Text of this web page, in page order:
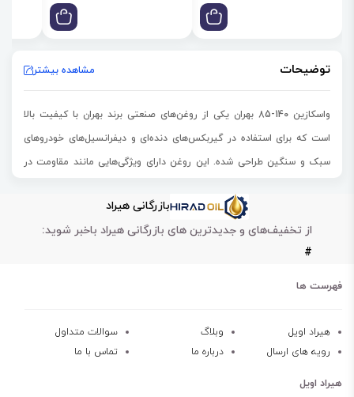
توضیحات مشاهده بیشتر
واسکازین 140-85 بهران یکی از روغن‌های صنعتی برند بهران با کیفیت بالا
است که برای استفاده در گیربکس‌های دنده‌ای و دیفرانسیل‌های خودروهای
سبک و سنگین طراحی شده. این روغن دارای ویژگی‌هایی مانند مقاومت در
اکسیداسیون است. بهران سمند ویژه 85W140 (
واسکازین 85w140)
بودن ویژگی‌های ضدسایشی و ضدخوردگی، به عمر طولانی تر و کارایی بهتر
بخش‌های گیربکس و دیفرانسیل خودرو کمک می‌کند. همچنین، با داشتن
ویژگی‌های پایداری حرارتی بالا، این روغن در دماهای بالا همچنان عملکرد
از آنجا که این روغن برایدنده و واسکازین
کارایی دارد، به عنوان واسکازین
بازرگانی هیراد
از تخفیف‌های و جدیدترین های بازرگانی هیراد باخبر شوید:
#
فهرست ها
هیراد اویل وبلاگ
سوالات متداول
رویه های ارسال
درباره ما تماس با ما
هیراد اویل